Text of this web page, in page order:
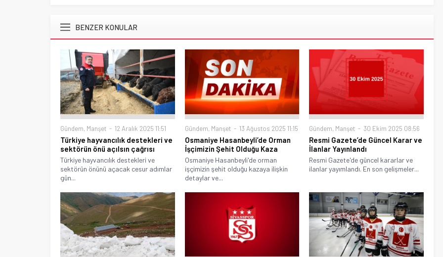
BENZER KONULAR
Gündem, Manşet 12 Aralık 2025 11:51
Türkiye hayvancılık destekleri ve
sektörün önü açılsın çağrısı
Türkiye hayvancılık destekleri ve
sektörün önünü açacak cesur adımlar
gün...
Gündem, Manşet 13 Ağustos 2025 11:15
Osmaniye Hasanbeyli’de Orman
İşçimizin Şehit Olduğu Kaza
Osmaniye Hasanbeyli'de orman
işçimizin şehit olduğu kazaya ilişkin
detaylar ve...
Gündem, Manşet 30 Ekim 2025 08:56
Resmi Gazete’de Güncel Karar ve
İlanlar Yayınlandı
Resmi Gazete'de güncel kararlar ve
ilanlar yayımlandı. En son gelişmeler...